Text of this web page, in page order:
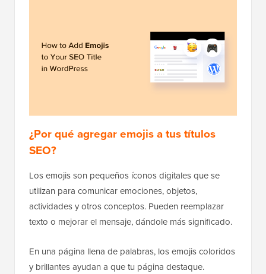
¿Por qué agregar emojis a tus títulos
SEO?
Los emojis son pequeños íconos digitales que se
utilizan para comunicar emociones, objetos,
actividades y otros conceptos. Pueden reemplazar
texto o mejorar el mensaje, dándole más significado.
En una página llena de palabras, los emojis coloridos
y brillantes ayudan a que tu página destaque.